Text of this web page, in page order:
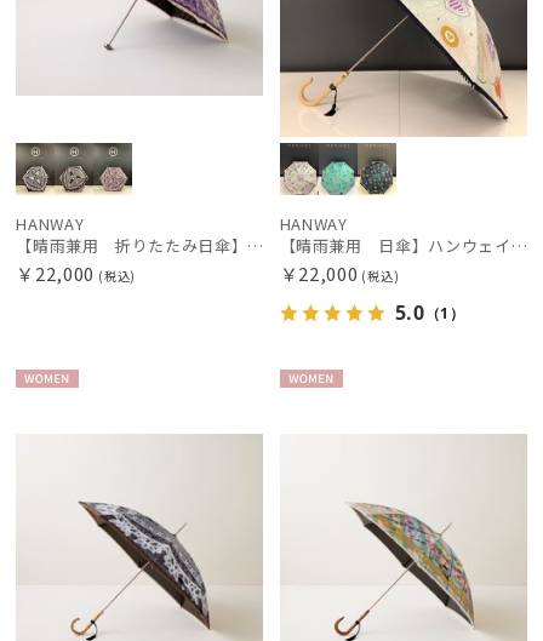
ブランド
estaa
FURLA
フルラ
グレイシー
ハンウェイ
LANVIN COLLECTION
ランバン コレクション
売上点数順
HANWAY
【晴雨兼用 折りたたみ日傘】ハンウェイ（ＨＡＮＷＡＹ）Vestido de frida（べスティード・デ・フリーダ）
￥22,000 (税込)
HANWAY
【晴雨兼用 日傘】ハンウェイ（ＨＡＮＷＡＹ）Amuleto mexicano（アムレット・メヒカーノ）
￥22,000 (税込)
5.0 （1）